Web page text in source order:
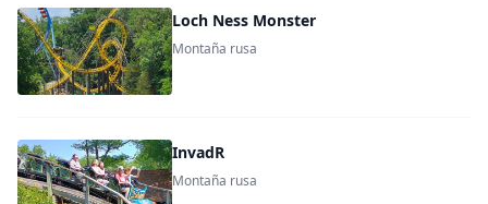
Loch Ness Monster
Montaña rusa
InvadR
Montaña rusa